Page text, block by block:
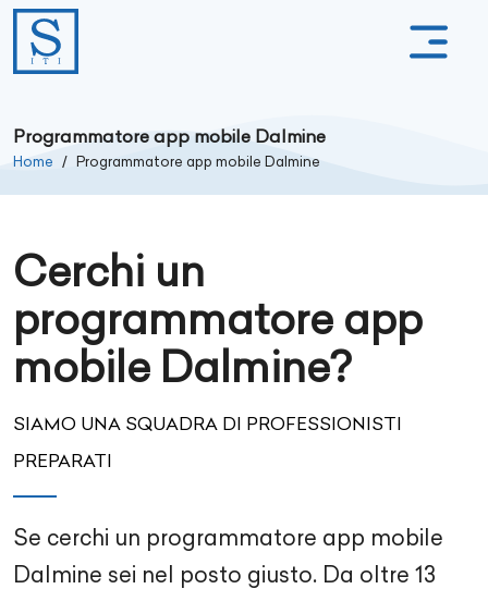
Programmatore app mobile Dalmine
Home Programmatore app mobile Dalmine
Cerchi un
programmatore app
mobile Dalmine?
SIAMO UNA SQUADRA DI PROFESSIONISTI
PREPARATI
Se cerchi un programmatore app mobile
Dalmine sei nel posto giusto. Da oltre 13